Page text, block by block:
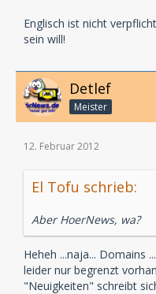
Englisch ist nicht
sein will!
Detlef
Meister
12. Februar 2012
El Tofu schrieb:
Aber HoerNews, wa?
Heheh ...naja... Domains
leider nur begrenzt
"Neuigkeiten" schreibt